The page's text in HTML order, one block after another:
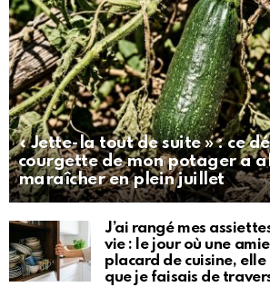
« Jette-la tout de suite » : ce
courgette de mon potager a
maraîcher en plein juillet
J’ai rangé mes
vie : le jour où une
placard de cuisine, elle
que je faisais de